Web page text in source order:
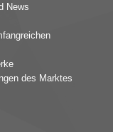
News
des Marktes